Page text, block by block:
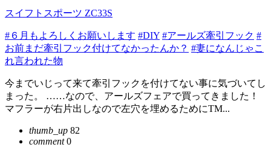
スイフトスポーツ ZC33S
#６月もよろしくお願いします #DIY #アールズ牽引フック #
お前まだ牽引フック付けてなかったんか？ #妻になんじゃこ
れ言われた物
今までいじって来て牽引フックを付けてない事に気づいてし
まった。 ……なので、アールズフェアで買ってきました！
マフラーが右片出しなので左穴を埋めるためにTM...
thumb_up 82
comment0